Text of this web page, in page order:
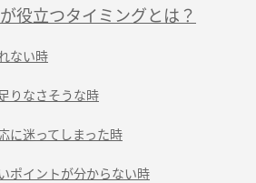
役立つタイミングとは？
ない時
りなさそうな時
に迷ってしまった時
ポイントが分からない時